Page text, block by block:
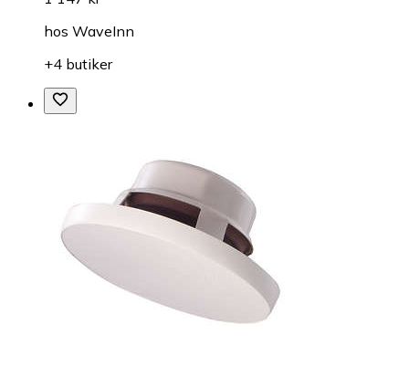
hos WaveInn
+4 butiker